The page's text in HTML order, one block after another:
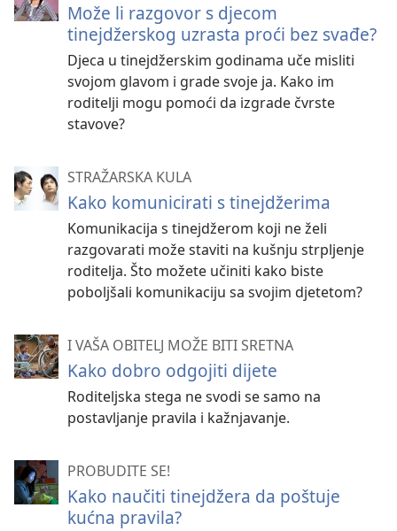
Može li razgovor s djecom
tinejdžerskog uzrasta proći bez svađe?
Djeca u tinejdžerskim godinama uče misliti
svojom glavom i grade svoje ja. Kako im
roditelji mogu pomoći da izgrade čvrste
stavove?
STRAŽARSKA KULA
Kako komunicirati s tinejdžerima
Komunikacija s tinejdžerom koji ne želi
razgovarati može staviti na kušnju strpljenje
roditelja. Što možete učiniti kako biste
poboljšali komunikaciju sa svojim djetetom?
I VAŠA OBITELJ MOŽE BITI SRETNA
Kako dobro odgojiti dijete
Roditeljska stega ne svodi se samo na
postavljanje pravila i kažnjavanje.
PROBUDITE SE!
Kako naučiti tinejdžera da poštuje
kućna pravila?